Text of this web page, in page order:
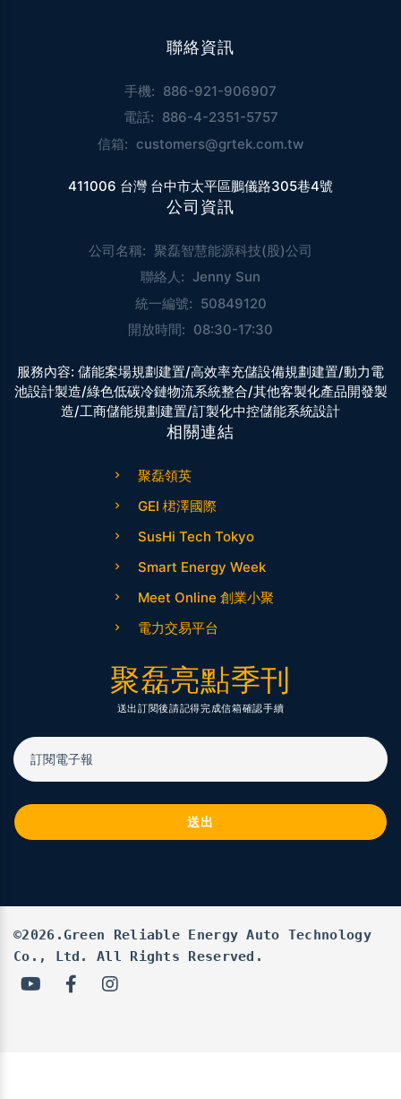
聯絡資訊
手機: 886-921-906907
電話: 886-4-2351-5757
信箱: customers@grtek.com.tw
411006 台灣 台中市太平區鵬儀路305巷4號
公司資訊
公司名稱: 聚磊智慧能源科技(股)公司
聯絡人: Jenny Sun
統一編號: 50849120
開放時間: 08:30-17:30
服務內容: 儲能案場規劃建置/高效率充儲設備規劃建置/動力電
池設計製造/綠色低碳冷鏈物流系統整合/其他客製化產品開發製
造/工商儲能規劃建置/訂製化中控儲能系統設計
相關連結
聚磊領英
GEI 桾澤國際
SusHi Tech Tokyo
Smart Energy Week
Meet Online 創業小聚
電力交易平台
聚磊亮點季刊
送出訂閱後請記得完成信箱確認手續
訂閱電子報
送出
©2026.Green Reliable Energy Auto Technology
Co., Ltd. All Rights Reserved.